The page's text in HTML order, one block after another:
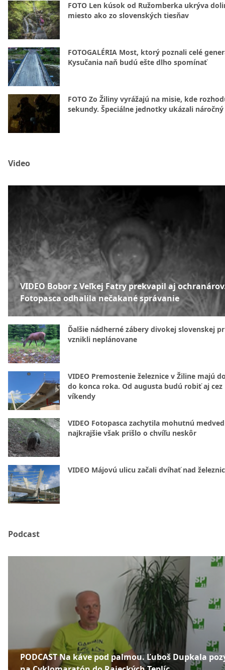
FOTO Len kúsok od Ružomberka ukrýva
miesto ako zo slovenských tiesňav
FOTOGALÉRIA Most, ktorý poznali celé
Kysučania naň budú ešte dlho spomínať
FOTO Zo Žiliny vyrážajú na misie, kde
sekundy. Špeciálne jednotky ukázali
Video
VIDEO Bobor z Veľkej Fatry prekvapil aj
Fotopasca odhalila nečakané správanie
Ďalšie nádherné zábery divokej slovenskej
vznikli neplánovane
VIDEO Premostenie železnice v Žiline majú
do konca roka. Od augusta budú robiť aj cez
víkendy
VIDEO Fotopasca zachytila mohutnú
najkrajšie však prišlo o chvíľu neskôr
VIDEO Májovú ulicu začali dvíhať nad
Podcast
PODCAST Na káve pod palmou. Ľuboš Dupkala